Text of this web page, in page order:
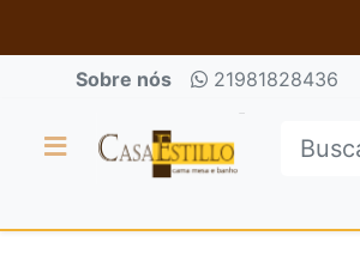
Sobre nós 21981828436